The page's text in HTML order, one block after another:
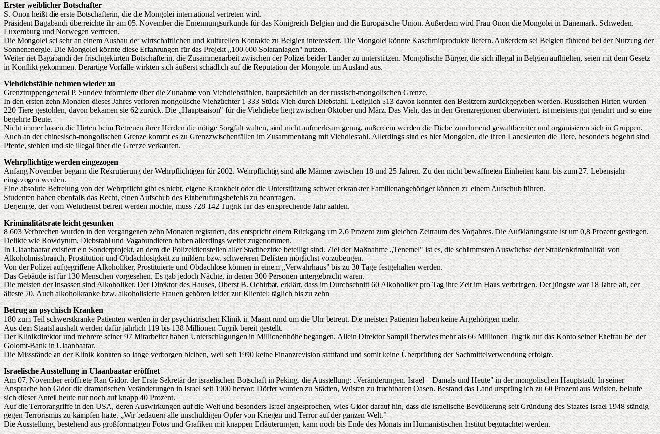
Erster weiblicher Botschafter
S. Onon heißt die erste Botschafterin, die die Mongolei international vertreten wird.
Präsident Bagabandi überreichte ihr am 05. November die Ernennungsurkunde für das Königreich Belgien und die Europäische Union. Außerdem wird Frau Onon die Mongolei in Dänemark, Schweden,
Luxemburg und Norwegen vertreten.
Die Mongolei sei sehr an einem Ausbau der wirtschaftlichen und kulturellen Kontakte zu Belgien interessiert. Die Mongolei könnte Kaschmirprodukte liefern. Außerdem sei Belgien führend bei der Nutzung der
Sonnenenergie. Die Mongolei könnte diese Erfahrungen für das Projekt „100 000 Solaranlagen" nutzen.
Weiter riet Bagabandi der frischgekürten Botschafterin, die Zusammenarbeit zwischen der Polizei beider Länder zu unterstützen. Mongolische Bürger, die sich illegal in Belgien aufhielten, seien mit dem Gesetz
in Konflikt gekommen. Derartige Vorfälle wirkten sich äußerst schädlich auf die Reputation der Mongolei im Ausland aus.
Viehdiebstähle nehmen wieder zu
Grenztruppengeneral P. Sundev informierte über die Zunahme von Viehdiebstählen, hauptsächlich an der russisch-mongolischen Grenze.
In den ersten zehn Monaten dieses Jahres verloren mongolische Viehzüchter 1 333 Stück Vieh durch Diebstahl. Lediglich 313 davon konnten den Besitzern zurückgegeben werden. Russischen Hirten wurden
220 Tiere gestohlen, davon bekamen sie 62 zurück. Die „Hauptsaison" für die Viehdiebe liegt zwischen Oktober und März. Das Vieh, das in den Grenzregionen überwintert, ist meistens gut genährt und so eine
begehrte Beute.
Nicht immer lassen die Hirten beim Betreuen ihrer Herden die nötige Sorgfalt walten, sind nicht aufmerksam genug, außerdem werden die Diebe zunehmend gewaltbereiter und organisieren sich in Gruppen.
Auch an der chinesisch-mongolischen Grenze kommt es zu Grenzzwischenfällen im Zusammenhang mit Viehdiestahl. Allerdings sind es hier Mongolen, die ihren Landsleuten die Tiere, besonders begehrt sind
Pferde, stehlen und sie illegal über die Grenze verkaufen.
Wehrpflichtige werden eingezogen
Anfang November begann die Rekrutierung der Wehrpflichtigen für 2002. Wehrpflichtig sind alle Männer zwischen 18 und 25 Jahren. Zu den nicht bewaffneten Einheiten kann bis zum 27. Lebensjahr
eingezogen werden.
Eine absolute Befreiung von der Wehrpflicht gibt es nicht, eigene Krankheit oder die Unterstützung schwer erkrankter Familienangehöriger können zu einem Aufschub führen.
Studenten haben ebenfalls das Recht, einen Aufschub des Einberufungsbefehls zu beantragen.
Derjenige, der vom Wehrdienst befreit werden möchte, muss 728 142 Tugrik für das entsprechende Jahr zahlen.
Kriminalitätsrate leicht gesunken
8 603 Verbrechen wurden in den vergangenen zehn Monaten registriert, das entspricht einem Rückgang um 2,6 Prozent zum gleichen Zeitraum des Vorjahres. Die Aufklärungsrate ist um 0,8 Prozent gestiegen.
Delikte wie Rowdytum, Diebstahl und Vagabundieren haben allerdings weiter zugenommen.
In Ulaanbaatar existiert ein Sonderprojekt, an dem die Polizeidienstellen aller Stadtbezirke beteiligt sind. Ziel der Maßnahme „Tenemel" ist es, die schlimmsten Auswüchse der Straßenkriminalität, von
Alkoholmissbrauch, Prostitution und Obdachlosigkeit zu mildern bzw. schwereren Delikten möglichst vorzubeugen.
Von der Polizei aufgegriffene Alkoholiker, Prostituierte und Obdachlose können in einem „Verwahrhaus" bis zu 30 Tage festgehalten werden.
Das Gebäude ist für 130 Menschen vorgesehen. Es gab jedoch Nächte, in denen 300 Personen untergebracht waren.
Die meisten der Insassen sind Alkoholiker. Der Direktor des Hauses, Oberst B. Ochirbat, erklärt, dass im Durchschnitt 60 Alkoholiker pro Tag ihre Zeit im Haus verbringen. Der jüngste war 18 Jahre alt, der
älteste 70. Auch alkoholkranke bzw. alkoholisierte Frauen gehören leider zur Klientel: täglich bis zu zehn.
Betrug an psychisch Kranken
180 zum Teil schwerstkranke Patienten werden in der psychiatrischen Klinik in Maant rund um die Uhr betreut. Die meisten Patienten haben keine Angehörigen mehr.
Aus dem Staatshaushalt werden dafür jährlich 119 bis 138 Millionen Tugrik bereit gestellt.
Der Klinikdirektor und mehrere seiner 97 Mitarbeiter haben Unterschlagungen in Millionenhöhe begangen. Allein Direktor Sampil überwies mehr als 66 Millionen Tugrik auf das Konto seiner Ehefrau bei der
Golomt-Bank in Ulaanbaatar.
Die Missstände an der Klinik konnten so lange verborgen bleiben, weil seit 1990 keine Finanzrevision stattfand und somit keine Überprüfung der Sachmittelverwendung erfolgte.
Israelische Ausstellung in Ulaanbaatar eröffnet
Am 07. November eröffnete Ran Gidor, der Erste Sekretär der israelischen Botschaft in Peking, die Ausstellung: „Veränderungen. Israel – Damals und Heute" in der mongolischen Hauptstadt. In seiner
Ansprache hob Gidor die dramatischen Veränderungen in Israel seit 1900 hervor: Dörfer wurden zu Städten, Wüsten zu fruchtbaren Oasen. Bestand das Land ursprünglich zu 60 Prozent aus Wüsten, belaufe
sich dieser Anteil heute nur noch auf knapp 40 Prozent.
Auf die Terrorangriffe in den USA, deren Auswirkungen auf die Welt und besonders Israel angesprochen, wies Gidor darauf hin, dass die israelische Bevölkerung seit Gründung des Staates Israel 1948 ständig
gegen Terrorismus zu kämpfen hatte. „Wir bedauern alle unschuldigen Opfer von Kriegen und Terror auf der ganzen Welt."
Die Ausstellung, bestehend aus großformatigen Fotos und Grafiken mit knappen Erläuterungen, kann noch bis Ende des Monats im Humanistischen Institut begutachtet werden.